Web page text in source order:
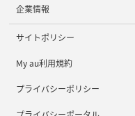
企業情報
サイトポリシー
My au利用規約
プライバシーポリシー